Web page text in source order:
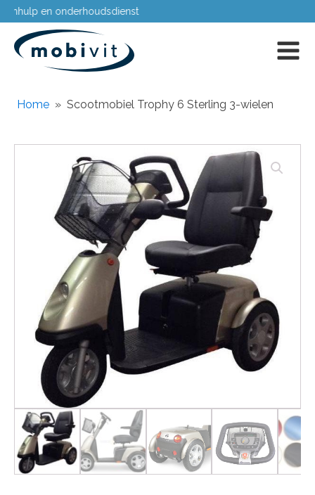
Passing aan huis
Home » Scootmobiel Trophy 6 Sterling 3-wielen